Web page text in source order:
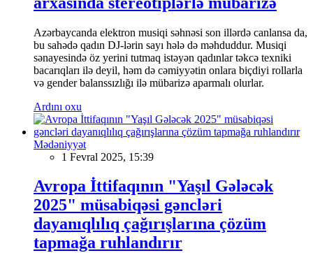
Azərbaycanda elektron musiqi səhnəsi son illərdə canlansa da,
bu sahədə qadın DJ-lərin sayı hələ də məhduddur. Musiqi
sənayesində öz yerini tutmaq istəyən qadınlar təkcə texniki
bacarıqları ilə deyil, həm də cəmiyyətin onlara biçdiyi rollarla
və gender balanssızlığı ilə mübarizə aparmalı olurlar.
Ardını oxu
Mədəniyyət
1 Fevral 2025, 15:39
Avropa İttifaqının "Yaşıl Gələcək
2025" müsabiqəsi gəncləri
dayanıqlılıq çağırışlarına çözüm
tapmağa ruhlandırır